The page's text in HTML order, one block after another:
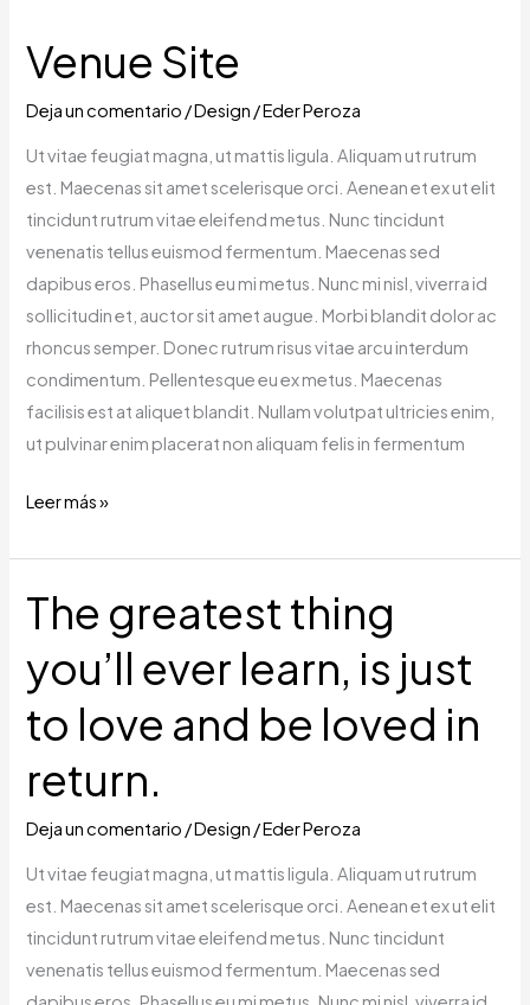
Venue Site
Deja un comentario /Design /Eder Peroza
Ut vitae feugiat magna, ut mattis ligula. Aliquam ut rutrum
est. Maecenas sit amet scelerisque orci. Aenean et ex ut elit
tincidunt rutrum vitae eleifend metus. Nunc tincidunt
venenatis tellus euismod fermentum. Maecenas sed
dapibus eros. Phasellus eu mi metus. Nunc mi nisl, viverra id
sollicitudin et, auctor sit amet augue. Morbi blandit dolor ac
rhoncus semper. Donec rutrum risus vitae arcu interdum
condimentum. Pellentesque eu ex metus. Maecenas
facilisis est at aliquet blandit. Nullam volutpat ultricies enim,
ut pulvinar enim placerat non aliquam felis in fermentum
Leer más »
The greatest thing
you’ll ever learn, is just
to love and be loved in
return.
Deja un comentario /Design /Eder Peroza
Ut vitae feugiat magna, ut mattis ligula. Aliquam ut rutrum
est. Maecenas sit amet scelerisque orci. Aenean et ex ut elit
tincidunt rutrum vitae eleifend metus. Nunc tincidunt
venenatis tellus euismod fermentum. Maecenas sed
The
greatest
thing
you’ll
ever
just
love
and
be
loved